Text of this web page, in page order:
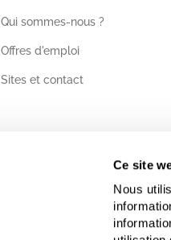
Ce site
Nous
Qui sommes-nous ?
Offres d'emploi
Sites et contact